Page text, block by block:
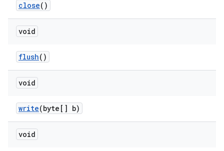
close()
void
flush()
void
write(byte[] b)
void